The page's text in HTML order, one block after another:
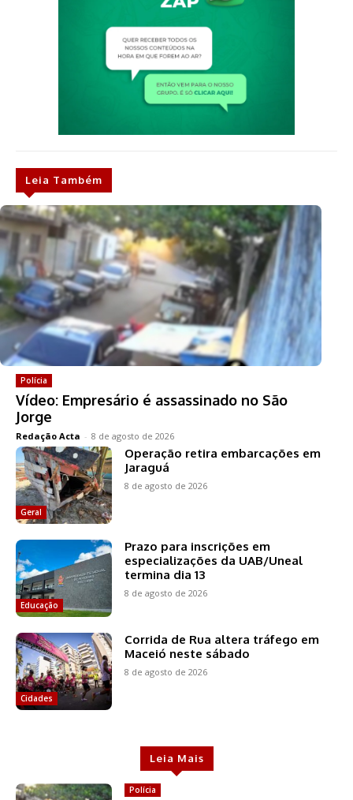
Leia Também
Polícia
Vídeo: Empresário é assassinado no São
Jorge
Redação Acta - 8 de agosto de 2026
Geral
Operação retira embarcações em
Jaraguá
8 de agosto de 2026
Educação
Prazo para inscrições em
especializações da UAB/Uneal
termina dia 13
8 de agosto de 2026
Cidades
Corrida de Rua altera tráfego em
Maceió neste sábado
8 de agosto de 2026
Leia Mais
Polícia